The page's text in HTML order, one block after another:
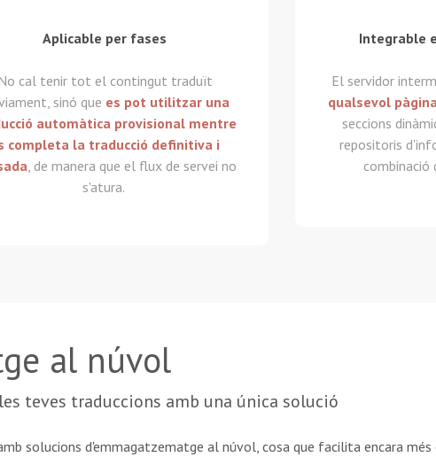
Aplicable per fases
cal tenir tot el contingut traduït
sinó que es pot utilitzar una
automàtica provisional mentre
completa la traducció definitiva i
, de manera que el flux de servei no
s'atura.
Integrable
El servidor
qualsevol
seccions
repositoris
combinació
al núvol
teves traduccions amb una única solució
solucions d'emmagatzematge al núvol, cosa que facilita encara